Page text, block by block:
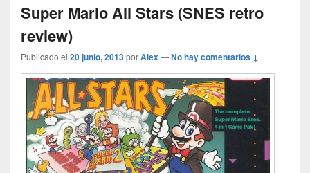
Super Mario All Stars (SNES retro
review)
Publicado el 20 junio, 2013porAlex—No hay comentarios ↓